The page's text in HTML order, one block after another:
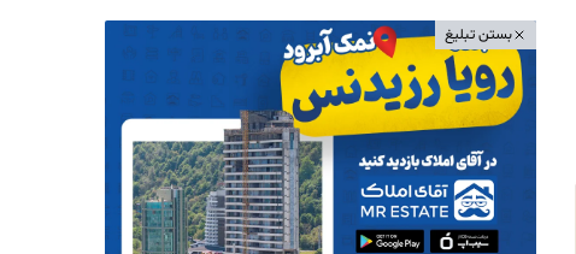
بستن تبلیغ